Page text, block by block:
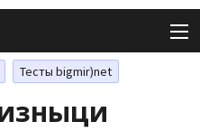
Тесты bigmir)net